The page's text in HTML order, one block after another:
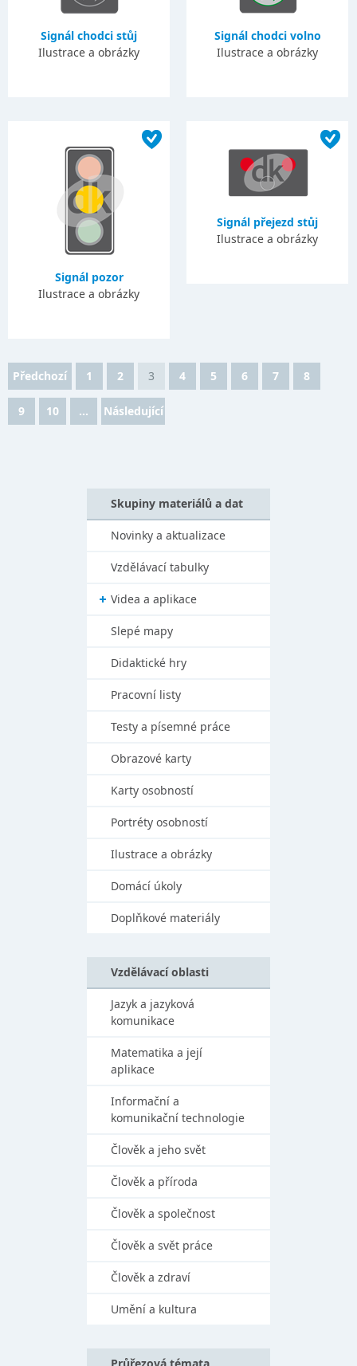
Signál chodci stůj
Ilustrace a obrázky
Signál chodci volno
Ilustrace a obrázky
Signál pozor
Ilustrace a obrázky
Signál přejezd stůj
Ilustrace a obrázky
Předchozí 1 2 3 4 5 6 7 8
9 10 ... Následující
Skupiny materiálů a dat
Novinky a aktualizace
Vzdělávací tabulky
Videa a aplikace
Slepé mapy
Didaktické hry
Pracovní listy
Testy a písemné práce
Obrazové karty
Karty osobností
Portréty osobností
Ilustrace a obrázky
Domácí úkoly
Doplňkové materiály
Vzdělávací oblasti
Jazyk a jazyková
komunikace
Matematika a její
aplikace
Informační a
komunikační technologie
Člověk a jeho svět
Člověk a příroda
Člověk a společnost
Člověk a svět práce
Člověk a zdraví
Umění a kultura